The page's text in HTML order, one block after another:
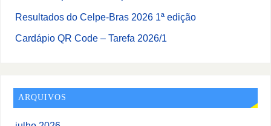
Resultados do Celpe-Bras 2026 1ª edição
Cardápio QR Code – Tarefa 2026/1
ARQUIVOS